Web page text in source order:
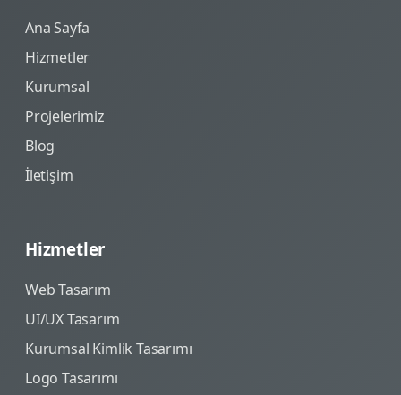
Ana Sayfa
Hizmetler
Kurumsal
Projelerimiz
Blog
İletişim
Hizmetler
Web Tasarım
UI/UX Tasarım
Kurumsal Kimlik Tasarımı
Logo Tasarımı